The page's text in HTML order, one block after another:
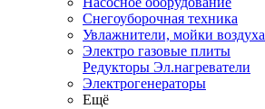
Снегоуборочная техника
Увлажнители, мойки воздуха
Электро газовые плиты
Редукторы Эл.нагреватели
Электрогенераторы
Ещё